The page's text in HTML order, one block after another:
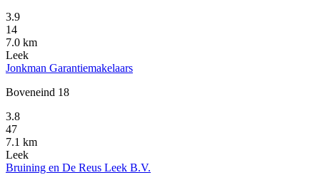
3.9
14
7.0 km
Leek
Jonkman Garantiemakelaars
Boveneind 18
3.8
47
7.1 km
Leek
Bruining en De Reus Leek B.V.